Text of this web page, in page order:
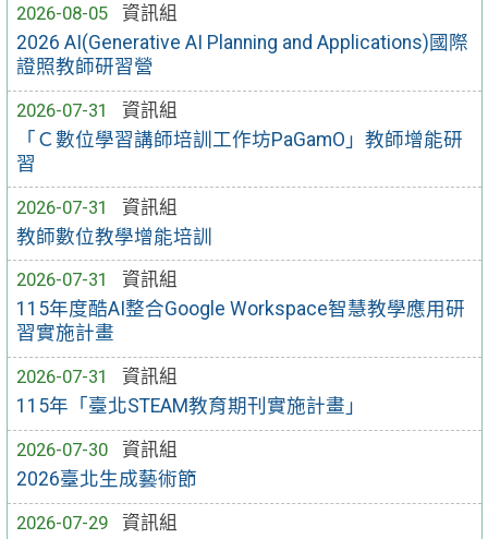
2026-08-05
資訊組
2026 AI(Generative AI Planning and Applications)國際
證照教師研習營
2026-07-31
資訊組
「Ｃ數位學習講師培訓工作坊PaGamO」教師增能研
習
2026-07-31
資訊組
教師數位教學增能培訓
2026-07-31
資訊組
115年度酷AI整合Google Workspace智慧教學應用研
習實施計畫
2026-07-31
資訊組
115年「臺北STEAM教育期刊實施計畫」
2026-07-30
資訊組
2026臺北生成藝術節
2026-07-29
資訊組